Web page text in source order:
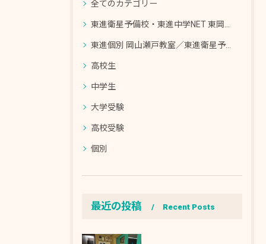
全てのカテゴリー
東進衛星予備校・東進中学NET 東岡山校／東進個別 東岡山教室
東進個別 岡山瀬戸教室／東進衛星予備校・東進中学NET 岡山瀬戸校
高校生
中学生
大学受験
高校受験
個別
最近の投稿 Recent Posts